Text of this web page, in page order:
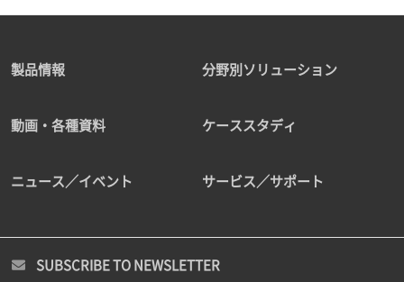
製品情報 分野別ソリューション
動画・各種資料 ケーススタディ
ニュース／イベント サービス／サポート
SUBSCRIBE TO NEWSLETTER